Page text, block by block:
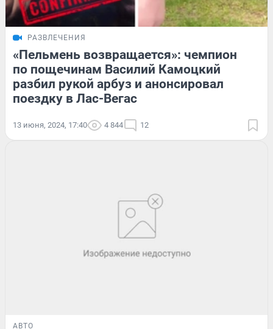
РАЗВЛЕЧЕНИЯ
«Пельмень возвращается»: чемпион
по пощечинам Василий Камоцкий
разбил рукой арбуз и анонсировал
поездку в Лас-Вегас
13 июня, 2024, 17:40 4 844 12
АВТО